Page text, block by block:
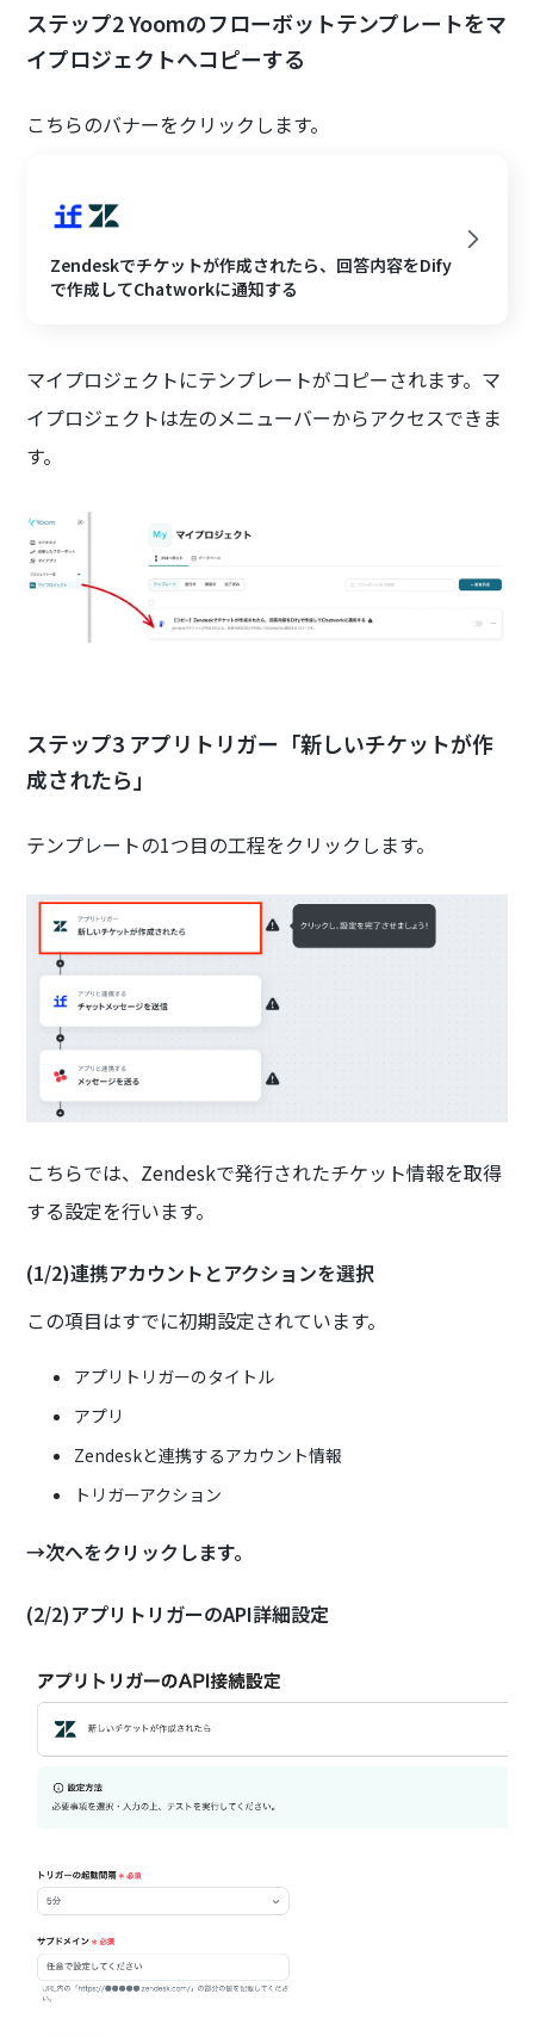
ステップ2 Yoomのフローボットテンプレートをマ
イプロジェクトへコピーする
こちらのバナーをクリックします。
Zendeskでチケットが作成されたら、回答内容をDify
で作成してChatworkに通知する
マイプロジェクトにテンプレートがコピーされます。マ
イプロジェクトは左のメニューバーからアクセスできま
す。
ステップ3 アプリトリガー「新しいチケットが作
成されたら」
テンプレートの1つ目の工程をクリックします。
こちらでは、Zendeskで発行されたチケット情報を取得
する設定を行います。
(1/2)連携アカウントとアクションを選択
この項目はすでに初期設定されています。
アプリトリガーのタイトル
アプリ
Zendeskと連携するアカウント情報
トリガーアクション
→次へをクリックします。
(2/2)アプリトリガーのAPI詳細設定